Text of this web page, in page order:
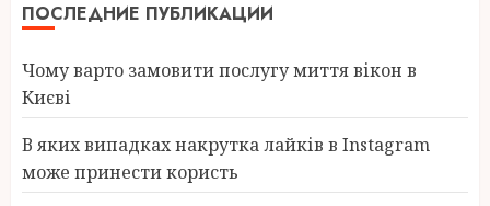
ПОСЛЕДНИЕ ПУБЛИКАЦИИ
Чому варто замовити послугу миття вікон в
Києві
В яких випадках накрутка лайків в Instagram
може принести користь